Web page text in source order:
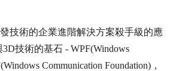
技術的企業進階解決方案殺手級的應
技術的基石 - WPF(Windows
Communication Foundation)，